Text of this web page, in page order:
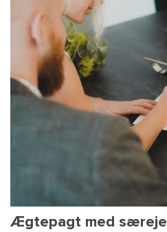
Ægtepagt med særeje